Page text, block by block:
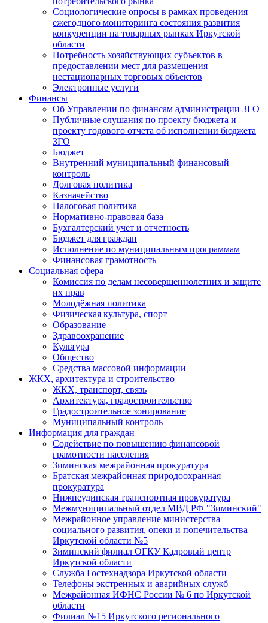
Социологические опросы в рамках проведения
ежегодного мониторинга состояния развития
конкуренции на товарных рынках Иркутской
области
Потребность хозяйствующих субъектов в
предоставлении мест для размещения
нестационарных торговых объектов
Электронные услуги
Финансы
Об Управлении по финансам администрации ЗГО
Публичные слушания по проекту бюджета и
проекту годового отчета об исполнении бюджета
ЗГО
Бюджет
Внутренний муниципальный финансовый
контроль
Долговая политика
Казначейство
Налоговая политика
Нормативно-правовая база
Бухгалтерский учет и отчетность
Бюджет для граждан
Исполнение по муниципальным программам
Финансовая грамотность
Социальная сфера
Комиссия по делам несовершеннолетних и защите
их прав
Молодёжная политика
Физическая культура, спорт
Образование
Здравоохранение
Культура
Общество
Средства массовой информации
ЖКХ, архитектура и строительство
ЖКХ, транспорт, связь
Архитектура, градостроительство
Градостроительное зонирование
Муниципальный контроль
Информация для граждан
Содействие по повышению финансовой
грамотности населения
Зиминская межрайонная прокуратура
Братская межрайонная природоохранная
прокуратура
Нижнеудинская транспортная прокуратура
Межмуниципальный отдел МВД РФ "Зиминский"
Межрайонное управление министерства
социального развития, опеки и попечительства
Иркутской области №5
Зиминский филиал ОГКУ Кадровый центр
Иркутской области
Служба Гостехнадзора Иркутской области
Телефоны экстренных и аварийных служб
Межрайонная ИФНС России № 6 по Иркутской
области
Филиал №15 Иркутского регионального